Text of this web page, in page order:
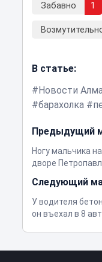
Забавно 1
В статье:
Новости
барахолка
Предыдущий
Ногу мальчика
дворе
Следующий
У водителя
он въехал в 8